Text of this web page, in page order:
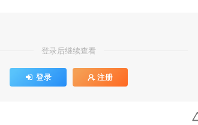
登录后继续查看
登录 注册